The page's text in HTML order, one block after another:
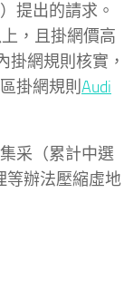
提出的請求。
，且掛網價高
掛網規則核實，
掛網規則 Audi
采（累計中選
等辦法壓縮虛地